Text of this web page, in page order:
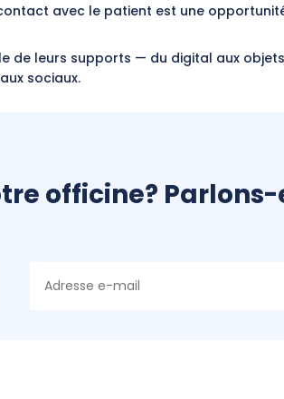
avec le patient est une
de leurs supports — du digital aux
sociaux.
officine? Parlons-